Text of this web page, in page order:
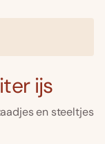
ijs
en steeltjes